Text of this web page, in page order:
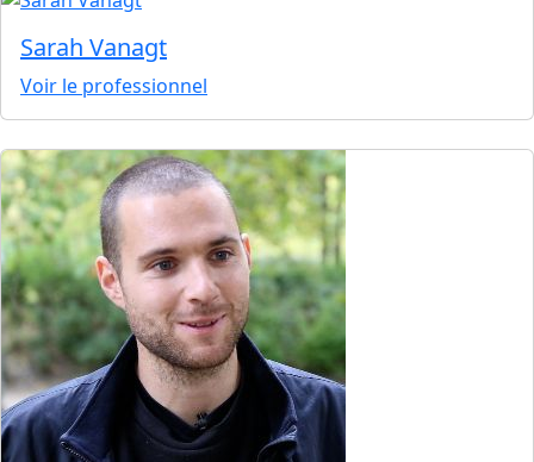
Sarah Vanagt
Voir le professionnel